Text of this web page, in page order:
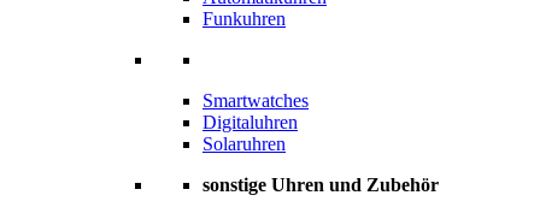
Funkuhren
Smartwatches
Digitaluhren
Solaruhren
sonstige Uhren und Zubehör